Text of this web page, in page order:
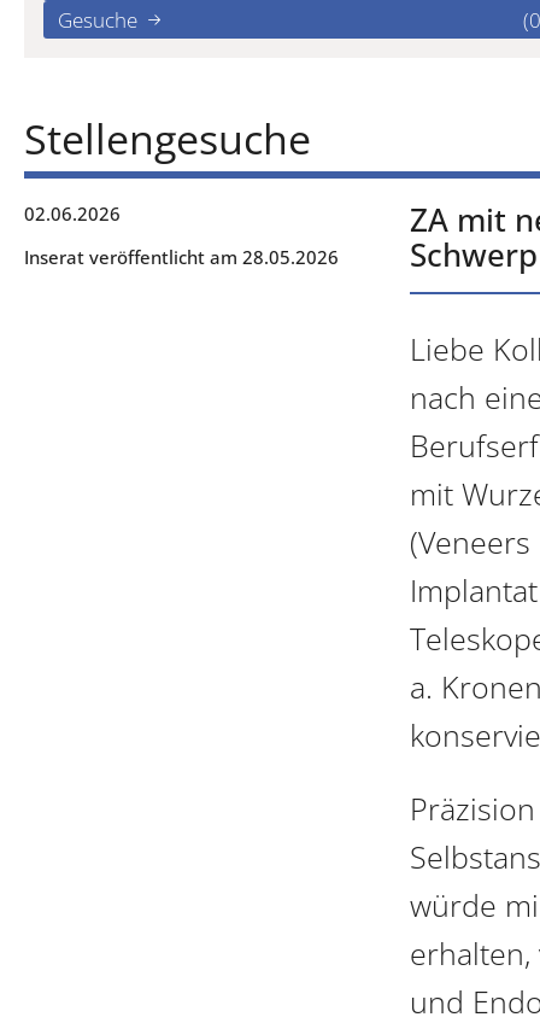
Gesuche
Stellengesuche
02.06.2026
Inserat veröffentlicht am 28.05.2026
ZA mit
Liebe
nach
mit
a.
würde
und